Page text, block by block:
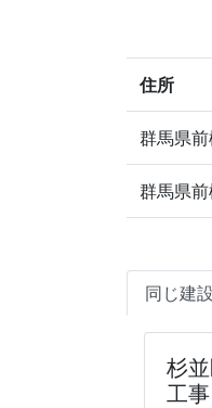
住所
群馬県
群馬県
同じ建
杉
工事